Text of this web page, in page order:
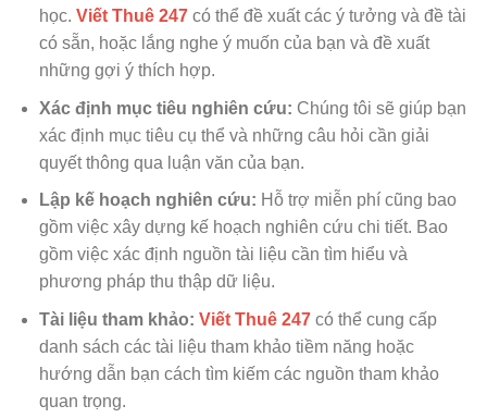
học. Viết Thuê 247có thể đề xuất các ý tưởng và đề tài
có sẵn, hoặc lắng nghe ý muốn của bạn và đề xuất
những gợi ý thích hợp.
Xác định mục tiêu nghiên cứu: Chúng tôi sẽ giúp bạn
xác định mục tiêu cụ thể và những câu hỏi cần giải
quyết thông qua luận văn của bạn.
Lập kế hoạch nghiên cứu: Hỗ trợ miễn phí cũng bao
gồm việc xây dựng kế hoạch nghiên cứu chi tiết. Bao
gồm việc xác định nguồn tài liệu cần tìm hiểu và
phương pháp thu thập dữ liệu.
Tài liệu tham khảo: Viết Thuê 247có thể cung cấp
danh sách các tài liệu tham khảo tiềm năng hoặc
hướng dẫn bạn cách tìm kiếm các nguồn tham khảo
quan trọng.